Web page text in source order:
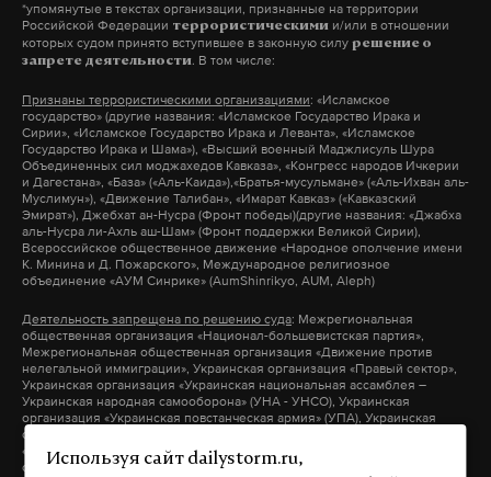
Используя сайт dailystorm.ru,
*упомянутые в текстах организации, признанные на территории
Российской Федерации террористическими и/или в отношении
которых судом принято вступившее в законную силу решение о
запрете деятельности. В том числе:
Признаны террористическими организациями: «Исламское
государство» (другие названия: «Исламское Государство Ирака и
Сирии», «Исламское Государство Ирака и Леванта», «Исламское
Государство Ирака и Шама»), «Высший военный Маджлисуль Шура
Объединенных сил моджахедов Кавказа», «Конгресс народов Ичкерии
и Дагестана», «База» («Аль-Каида»),«Братья-мусульмане» («Аль-Ихван аль-
Муслимун»), «Движение Талибан», «Имарат Кавказ» («Кавказский
Эмират»), Джебхат ан-Нусра (Фронт победы)(другие названия: «Джабха
аль-Нусра ли-Ахль аш-Шам» (Фронт поддержки Великой Сирии),
Всероссийское общественное движение «Народное ополчение имени
К. Минина и Д. Пожарского», Международное религиозное
объединение «АУМ Синрике» (AumShinrikyo, AUM, Aleph)
Деятельность запрещена по решению суда: Межрегиональная
общественная организация «Национал-большевистская партия»,
Межрегиональная общественная организация «Движение против
нелегальной иммиграции», Украинская организация «Правый сектор»,
Украинская организация «Украинская национальная ассамблея –
Украинская народная самооборона» (УНА - УНСО), Украинская
организация «Украинская повстанческая армия» (УПА), Украинская
организация «Тризуб им. Степана Бандеры», Украинская организация
«Братство», Межрегиональное общественное объединение –
организация «Народная Социальная Инициатива» (другие названия: